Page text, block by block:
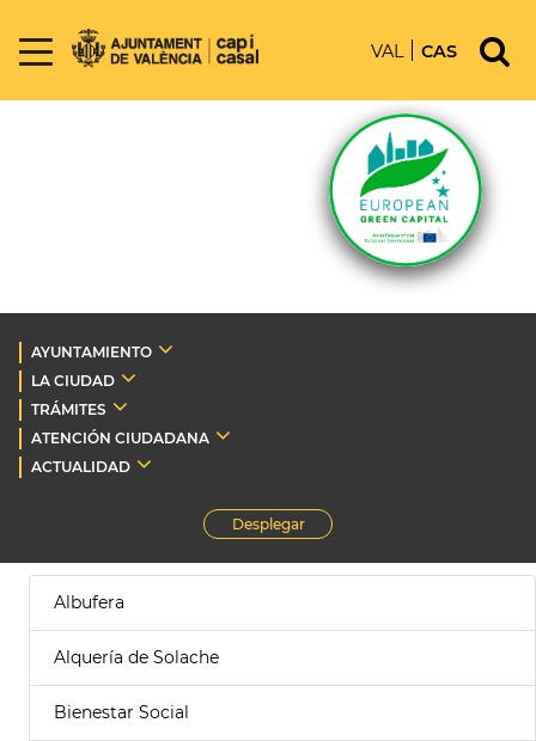
VAL CAS
AYUNTAMIENTO
LA CIUDAD
TRÁMITES
ATENCIÓN CIUDADANA
ACTUALIDAD
Desplegar
Albufera
Alquería de Solache
Bienestar Social